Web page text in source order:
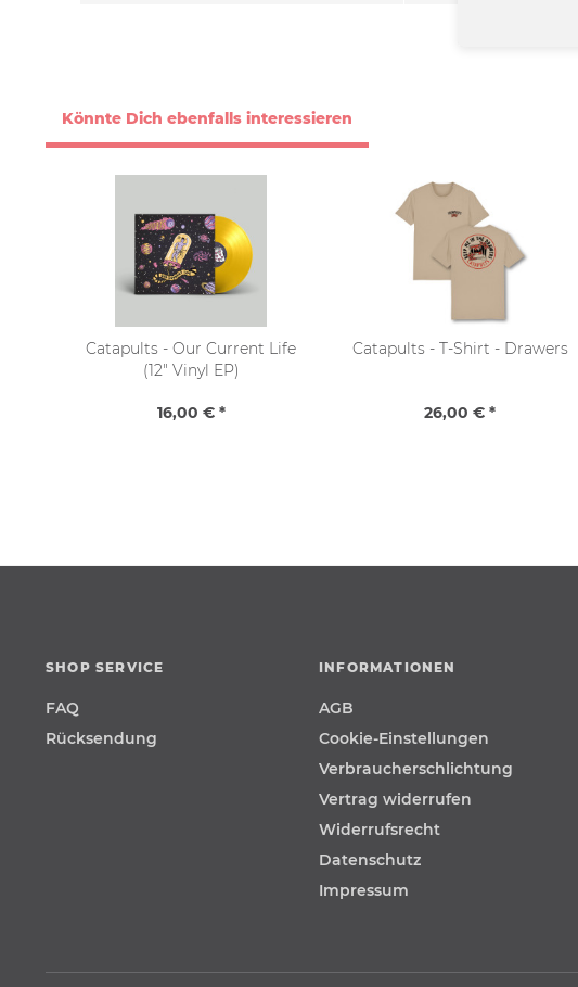
Könnte Dich ebenfalls interessieren
Catapults - Our Current Life
(12" Vinyl EP)
16,00 € *
Catapults - T-Shirt - Drawers
26,00 € *
SHOP SERVICE
FAQ
Rücksendung
INFORMATIONEN
AGB
Cookie-Einstellungen
Verbraucherschlichtung
Vertrag widerrufen
Widerrufsrecht
Datenschutz
Impressum